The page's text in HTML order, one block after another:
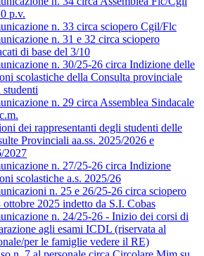
p.v.
n. 33 circa sciopero Cgil/Flc
n. 31 e 32 circa sciopero
di base del 3/10
n. 30/25-26 circa Indizione delle
scolastiche della Consulta provinciale
studenti
n. 29 circa Assemblea Sindacale
dei rappresentanti degli studenti delle
Provinciali aa.ss. 2025/2026 e
2027
n. 27/25-26 circa Indizione
scolastiche a.s. 2025/26
n. 25 e 26/25-26 circa sciopero
ottobre 2025 indetto da S.I. Cobas
n. 24/25-26 - Inizio dei corsi di
agli esami ICDL (riservata al
per le famiglie vedere il RE)